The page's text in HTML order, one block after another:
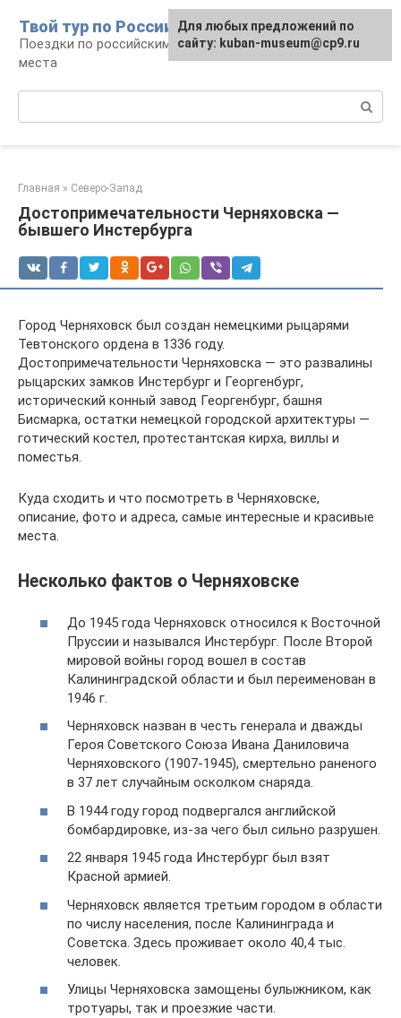
контенту
Твой тур по России
Поездки по российским городам, маршруты и
места
Главная » Северо-Запад
Достопримечательности Черняховска —
бывшего Инстербурга
Город Черняховск был создан немецкими рыцарями
Тевтонского ордена в 1336 году.
Достопримечательности Черняховска — это развалины
рыцарских замков Инстербург и Георгенбург,
исторический конный завод Георгенбург, башня
Бисмарка, остатки немецкой городской архитектуры —
готический костел, протестантская кирха, виллы и
поместья.
Куда сходить и что посмотреть в Черняховске,
описание, фото и адреса, самые интересные и красивые
места.
Несколько фактов о Черняховске
До 1945 года Черняховск относился к Восточной
Пруссии и назывался Инстербург. После Второй
мировой войны город вошел в состав
Калининградской области и был переименован в
1946 г.
Черняховск назван в честь генерала и дважды
Героя Советского Союза Ивана Даниловича
Черняховского (1907-1945), смертельно раненого
в 37 лет случайным осколком снаряда.
В 1944 году город подвергался английской
бомбардировке, из-за чего был сильно разрушен.
22 января 1945 года Инстербург был взят
Красной армией.
Черняховск является третьим городом в области
по числу населения, после Калининграда и
Советска. Здесь проживает около 40,4 тыс.
человек.
Улицы Черняховска замощены булыжником, как
тротуары, так и проезжие части.
Для любых предложений по
сайту: kuban-museum@cp9.ru